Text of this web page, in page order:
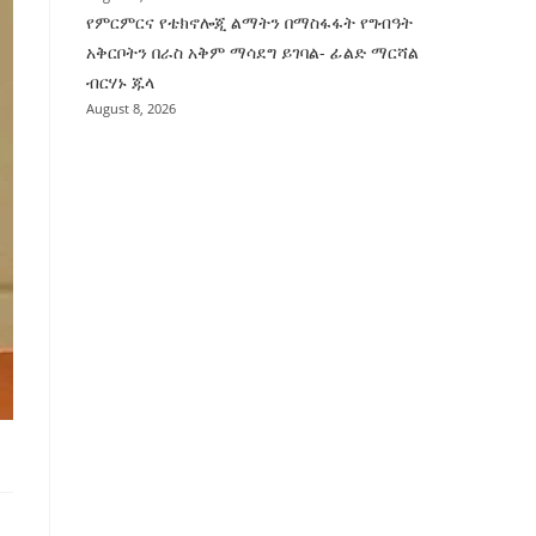
የምርምርና የቴክኖሎጂ ልማትን በማስፋፋት የግብዓት
አቅርቦትን በራስ አቅም ማሳደግ ይገባል- ፊልድ ማርሻል
ብርሃኑ ጁላ
August 8, 2026